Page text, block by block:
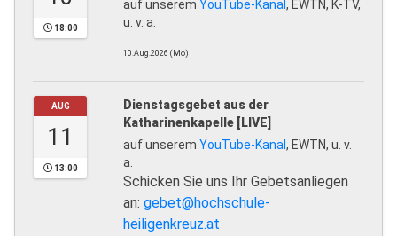
18:00
auf unserem YouTube-Kanal, EWTN, K-TV,
u. v. a.
10.Aug.2026 (Mo)
AUG
11
13:00
Dienstagsgebet aus der
Katharinenkapelle [LIVE]
auf unserem YouTube-Kanal, EWTN, u. v.
a.
Schicken Sie uns Ihr Gebetsanliegen
an: gebet@hochschule-
heiligenkreuz.at